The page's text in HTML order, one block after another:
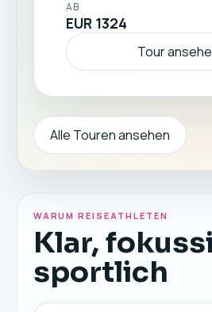
AB
EUR 1324
Tour
Alle Touren ansehen
WARUM REISEATHLETEN
Klar,
sportlich